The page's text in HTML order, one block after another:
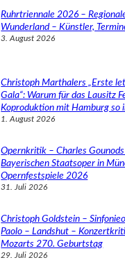
Ruhrtriennale 2026 –
Wunderland – Künstler,
3. August 2026
Christoph Marthalers „Erste
Gala“: Warum für das Lausitz
Koproduktion mit Hamburg so
1. August 2026
Opernkritik – Charles Gounods
Bayerischen Staatsoper in
Opernfestspiele 2026
31. Juli 2026
Christoph Goldstein –
Paolo – Landshut –
Mozarts 270. Geburtstag
29. Juli 2026